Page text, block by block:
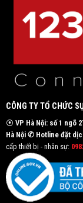
CÔNG TY TỔ CHỨC
⦿ VP Hà Nội: số 1 ngõ
Hà Nội ✆ Hotline đặt
cấp thiết bị - nhân sự: